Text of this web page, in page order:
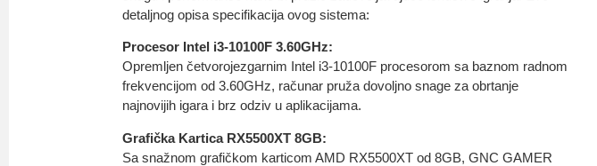
detaljnog opisa specifikacija ovog sistema:
Procesor Intel i3-10100F 3.60GHz:
Opremljen četvorojezgarnim Intel i3-10100F procesorom sa baznom radnom
frekvencijom od 3.60GHz, računar pruža dovoljno snage za obrtanje
najnovijih igara i brz odziv u aplikacijama.
Grafička Kartica RX5500XT 8GB:
Sa snažnom grafičkom karticom AMD RX5500XT od 8GB, GNC GAMER